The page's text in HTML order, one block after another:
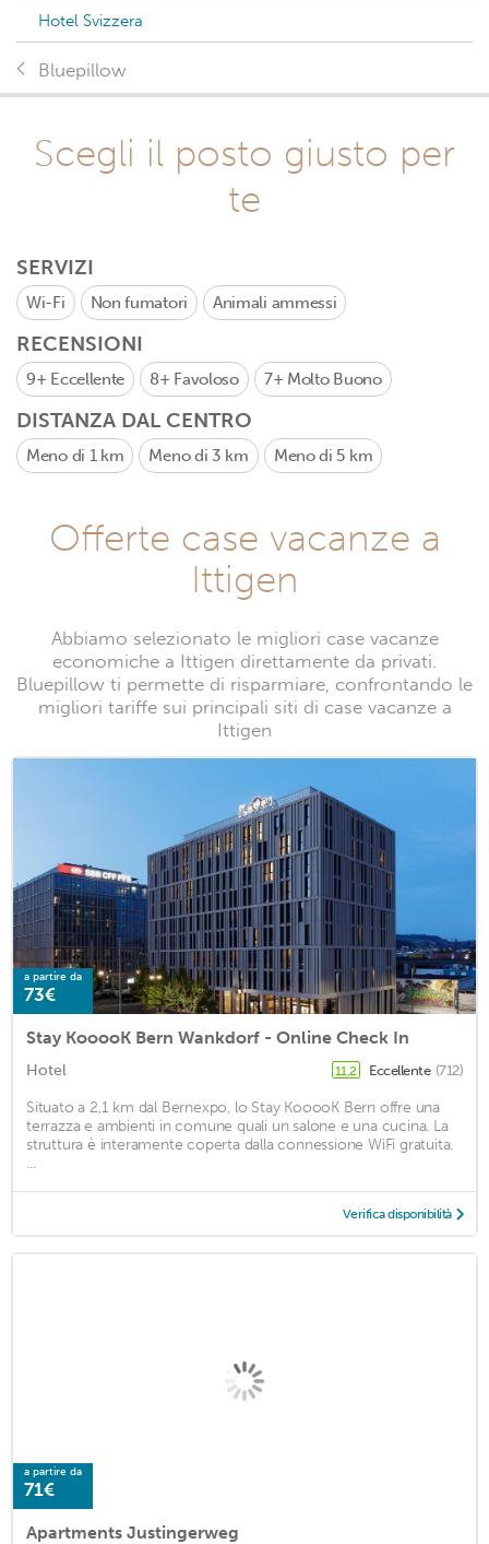
Hotel Svizzera
Bluepillow
Scegli il posto giusto per
te
SERVIZI
Wi-Fi Non fumatori Animali ammessi
RECENSIONI
9+ Eccellente 8+ Favoloso 7+ Molto Buono
DISTANZA DAL CENTRO
Meno di 1 km Meno di 3 km Meno di 5 km
Offerte case vacanze a
Ittigen
Abbiamo selezionato le migliori case vacanze
economiche a Ittigen direttamente da privati.
Bluepillow ti permette di risparmiare, confrontando le
migliori tariffe sui principali siti di case vacanze a
Ittigen
a partire da
73€
Stay KooooK Bern Wankdorf - Online Check In
Hotel 11,2 Eccellente (712)
Situato a 2,1 km dal Bernexpo, lo Stay KooooK Bern offre una
terrazza e ambienti in comune quali un salone e una cucina. La
struttura è interamente coperta dalla connessione WiFi gratuita.
...
Verifica disponibilità
a partire da
71€
Apartments Justingerweg